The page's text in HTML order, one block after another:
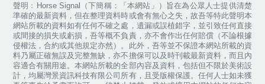
聲明﹕Horse Signal（下簡稱：「本網站」）旨在為公眾人士提供清楚
準確的最新資料，但在整理資料時或會有無心之失，故吾等特此聲明本
網站所載的資料如有任何不確之處，遺漏或誤植錯字，並引致任何直接
或間接的損失或虧損，吾等概不負責，亦不會作出任何賠償（不論根據
侵權法，合約或其他規定亦然）。此外，吾等並不保證本網站所載的資
料乃屬正確無誤及完整無缺，亦不擔保可以及時刊載最新資料，而且內
容適合有關用途。本網站所載的全部內容及資料，包括但不限於美術設
計，均屬灣景資訊科技有限公司所有，且受版權保護。任何人士如未獲